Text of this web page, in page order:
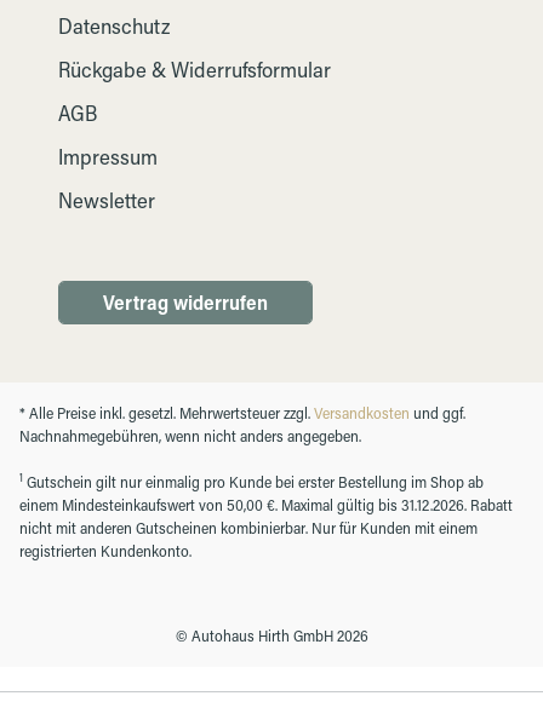
Datenschutz
Rückgabe & Widerrufsformular
AGB
Impressum
Newsletter
Vertrag widerrufen
* Alle Preise inkl. gesetzl. Mehrwertsteuer zzgl.Versandkosten und ggf.
Nachnahmegebühren, wenn nicht anders angegeben.
1 Gutschein gilt nur einmalig pro Kunde bei erster Bestellung im Shop ab
einem Mindesteinkaufswert von 50,00 €. Maximal gültig bis 31.12.2026. Rabatt
nicht mit anderen Gutscheinen kombinierbar. Nur für Kunden mit einem
registrierten Kundenkonto.
© Autohaus Hirth GmbH 2026